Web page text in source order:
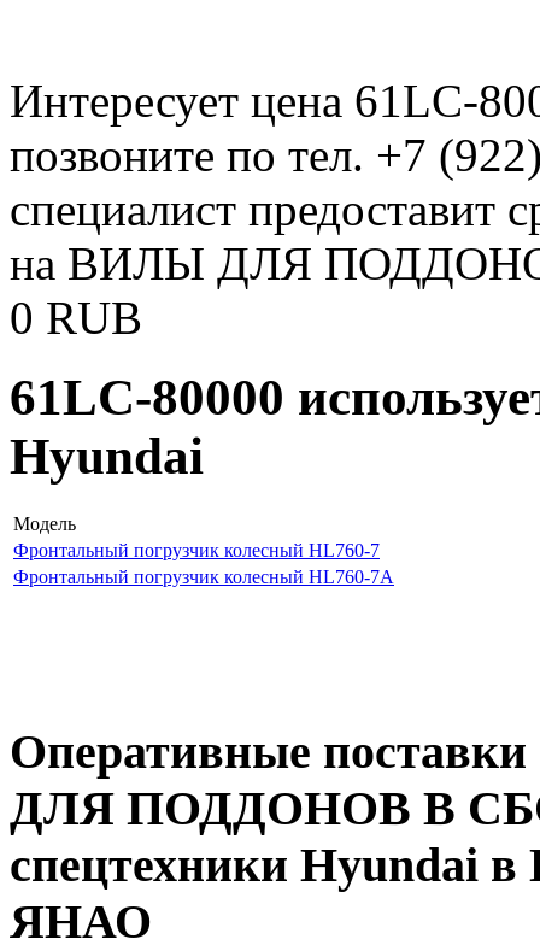
Интересует цена 61LC-
позвоните по тел. +7
специалист предоставит
на ВИЛЫ ДЛЯ
0 RUB
61LC-80000
Hyundai
Модель
Фронтальный погрузчик колесный HL760-7
Фронтальный погрузчик колесный HL760-7A
Оперативные
ДЛЯ ПОДДОНОВ В
спецтехники Hyundai
ЯНАО